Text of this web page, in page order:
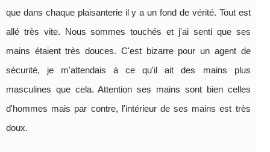
que dans chaque plaisanterie il y a un fond de vérité. Tout est
allé très vite. Nous sommes touchés et j'ai senti que ses
mains étaient très douces. C'est bizarre pour un agent de
sécurité, je m'attendais à ce qu'il ait des mains plus
masculines que cela. Attention ses mains sont bien celles
d'hommes mais par contre, l'intérieur de ses mains est très
doux.